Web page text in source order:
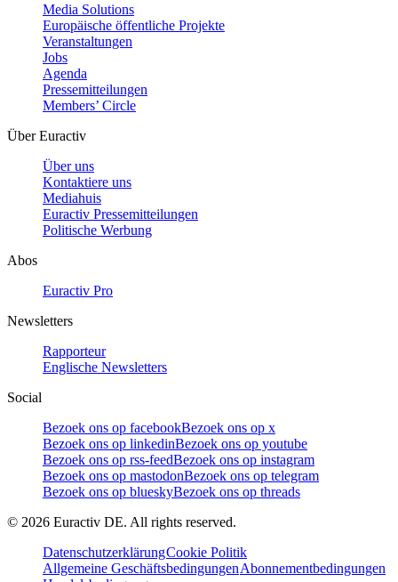
Media Solutions
Europäische öffentliche Projekte
Veranstaltungen
Jobs
Agenda
Pressemitteilungen
Members’ Circle
Über Euractiv
Über uns
Kontaktiere uns
Mediahuis
Euractiv Pressemitteilungen
Politische Werbung
Abos
Euractiv Pro
Newsletters
Rapporteur
Englische Newsletters
Social
Bezoek ons op facebookBezoek ons op x
Bezoek ons op linkedinBezoek ons op youtube
Bezoek ons op rss-feedBezoek ons op instagram
Bezoek ons op mastodonBezoek ons op telegram
Bezoek ons op blueskyBezoek ons op threads
© 2026 Euractiv DE. All rights reserved.
DatenschutzerklärungCookie Politik
Allgemeine GeschäftsbedingungenAbonnementbedingungen